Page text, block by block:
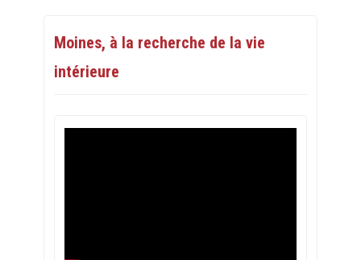
Moines, à la recherche de la vie
intérieure